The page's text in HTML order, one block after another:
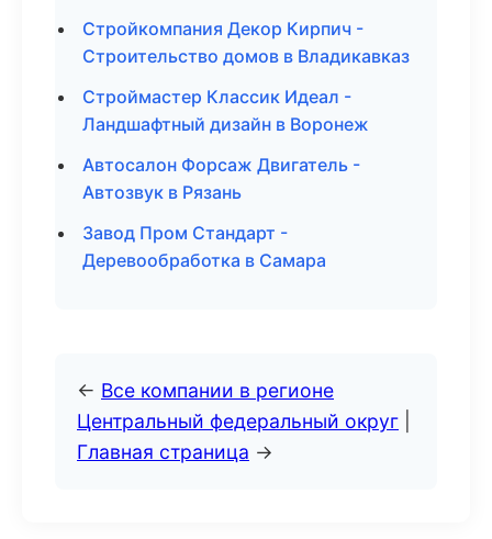
Стройкомпания Декор Кирпич -
Строительство домов в Владикавказ
Строймастер Классик Идеал -
Ландшафтный дизайн в Воронеж
Автосалон Форсаж Двигатель -
Автозвук в Рязань
Завод Пром Стандарт -
Деревообработка в Самара
← Все компании в регионе
Центральный федеральный округ
Главная страница →